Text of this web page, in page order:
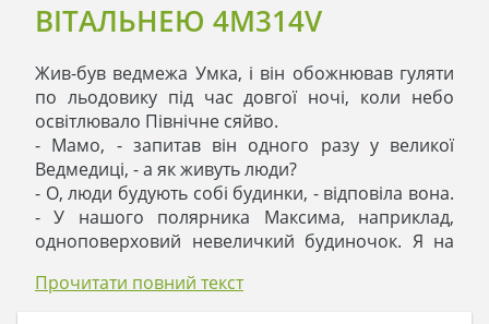
ВІТАЛЬНЕЮ 4M314V
Жив-був ведмежа Умка, і він обожнював гуляти
по льодовику під час довгої ночі, коли небо
освітлювало Північне сяйво.
- Мамо, - запитав він одного разу у великої
Ведмедиці, - а як живуть люди?
- О, люди будують собі будинки, - відповіла вона.
- У нашого полярника Максима, наприклад,
одноповерховий невеличкий будиночок. Я на
дивилася. Видовище, треба відмітити, цікаве:
Прочитати повний текст